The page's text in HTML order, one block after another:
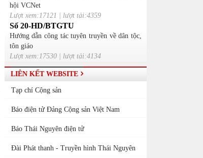
hội VCNet
Lượt xem:17121 | lượt tải:4359
Số 20-HD/BTGTU
Hướng dẫn công tác tuyên truyền về dân tộc,
tôn giáo
Lượt xem:17530 | lượt tải:4134
LIÊN KẾT WEBSITE
Tạp chí Cộng sản
Báo điện tử Đảng Cộng sản Việt Nam
Báo Thái Nguyên điện tử
Đài Phát thanh - Truyền hình Thái Nguyên